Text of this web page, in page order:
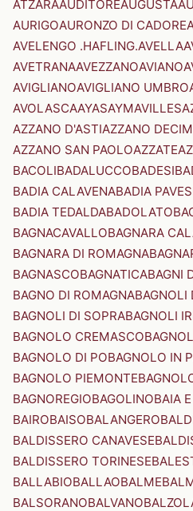
ATZARAAUDITOREAUGUSTA
AURIGOAURONZO DI CADORE
AVELENGO .HAFLING.AVELLA
AVETRANAAVEZZANOAVIANO
AVIGLIANOAVIGLIANO UMBRO
AVOLASCAAYASAYMAVILLES
AZZANO D'ASTIAZZANO
AZZANO SAN PAOLOAZZATE
BACOLIBADALUCCOBADESI
BADIA CALAVENABADIA
BADIA TEDALDABADOLATO
BAGNACAVALLOBAGNARA
BAGNARA DI ROMAGNA
BAGNASCOBAGNATICABAGNI
BAGNO DI ROMAGNABAGNOLI
BAGNOLI DI SOPRABAGNOLI
BAGNOLO CREMASCO
BAGNOLO DI POBAGNOLO IN
BAGNOLO PIEMONTE
BAGNOREGIOBAGOLINOBAIA
BAIROBAISOBALANGERO
BALDISSERO CANAVESE
BALDISSERO TORINESE
BALLABIOBALLAOBALME
BALSORANOBALVANO